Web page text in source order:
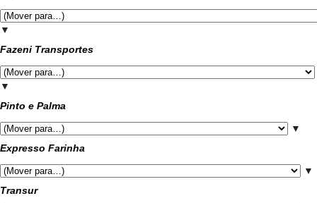
▼
Fazeni Transportes
▼
Pinto e Palma
▼
Expresso Farinha
▼
Transur